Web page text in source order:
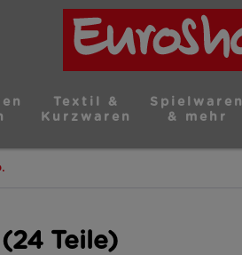
Textil &
Kurzwaren
Spielwaren
& mehr
Teile)